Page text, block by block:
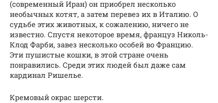
(современный Иран) он приобрел несколько
необычных котят, а затем перевез их в Италию. О
судьбе этих животных, к сожалению, ничего не
известно. Спустя некоторое время, француз Николь-
Клод Фарби, завез несколько особей во Францию.
Эти пушистые кошки, в этой стране очень
понравились. Среди этих людей был даже сам
кардинал Ришелье.
Кремовый окрас шерсти.